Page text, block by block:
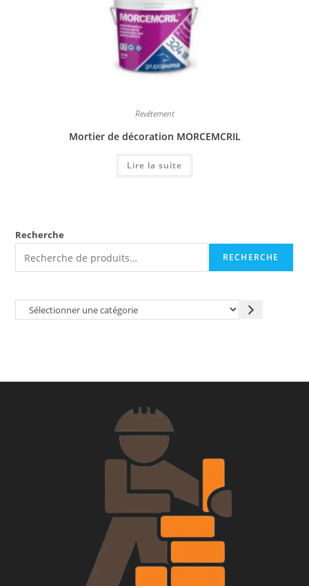
Revêtement
Mortier de décoration MORCEMCRIL
Lire la suite
Recherche
RECHERCHE